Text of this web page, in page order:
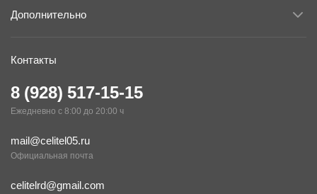
Дополнительно
Контакты
8 (928) 517-15-15
Ежедневно с 8:00 до 20:00 ч
mail@celitel05.ru
Официальная почта
celitelrd@gmail.com